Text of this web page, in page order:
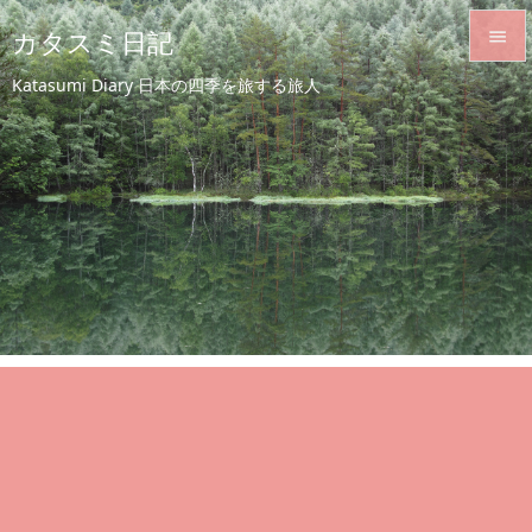
カタスミ日記
Katasumi Diary 日本の四季を旅する旅人


メニュ

サイド

前へ

次へ

検索